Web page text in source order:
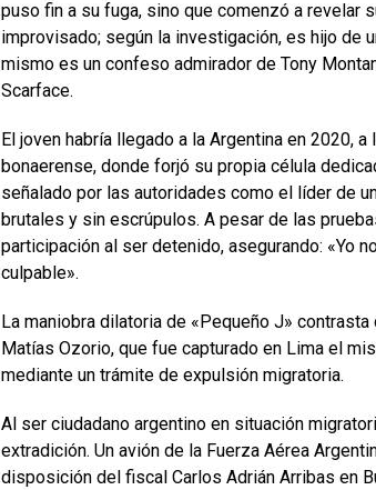
puso fin a su fuga, sino que comenzó a revelar
improvisado; según la investigación, es hijo de
mismo es un confeso admirador de Tony
Scarface.
El joven habría llegado a la Argentina en 2020,
bonaerense, donde forjó su propia célula
señalado por las autoridades como el líder de
brutales y sin escrúpulos. A pesar de las
participación al ser detenido, asegurando: «Yo
culpable».
La maniobra dilatoria de «Pequeño J»
Matías Ozorio, que fue capturado en Lima el
mediante un trámite de expulsión migratoria.
Al ser ciudadano argentino en situación
extradición. Un avión de la Fuerza Aérea
disposición del fiscal Carlos Adrián Arribas en